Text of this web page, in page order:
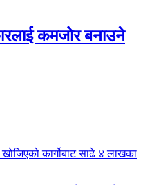
कमजोर बनाउने